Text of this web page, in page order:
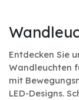
Entdecken Sie
Wandleuchten
mit
LED-Designs.